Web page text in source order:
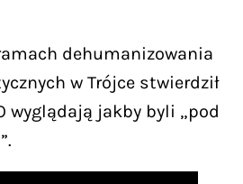
dehumanizowania
w Trójce stwierdził
wyglądają jakby byli „pod